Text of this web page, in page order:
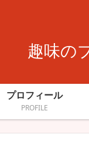
趣味の
プロフィール
PROFILE